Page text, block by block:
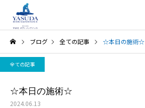
ブログ 全ての記事 ☆本日の施術☆
全ての記事
☆本日の施術☆
2024.06.13